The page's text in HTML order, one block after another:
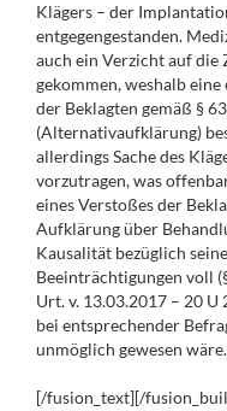
Klägers – der
entgegengestanden.
auch ein Verzicht auf
gekommen, weshalb
der Beklagten gemäß §
(Alternativaufklärung)
allerdings Sache des
vorzutragen, was
eines Verstoßes der
Aufklärung über
Kausalität bezüglich
Beeinträchtigungen voll
Urt. v. 13.03.2017 – 20
bei entsprechender
unmöglich gewesen wäre.
[/fusion_text][/